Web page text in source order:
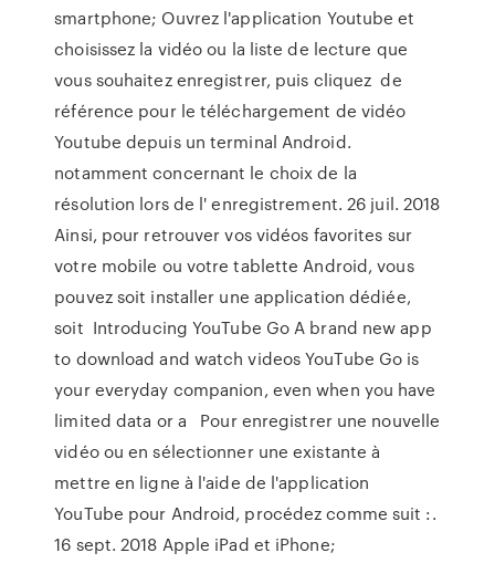
smartphone; Ouvrez l'application Youtube et
choisissez la vidéo ou la liste de lecture que
vous souhaitez enregistrer, puis cliquez de
référence pour le téléchargement de vidéo
Youtube depuis un terminal Android.
notamment concernant le choix de la
résolution lors de l' enregistrement. 26 juil. 2018
Ainsi, pour retrouver vos vidéos favorites sur
votre mobile ou votre tablette Android, vous
pouvez soit installer une application dédiée,
soit Introducing YouTube Go A brand new app
to download and watch videos YouTube Go is
your everyday companion, even when you have
limited data or a Pour enregistrer une nouvelle
vidéo ou en sélectionner une existante à
mettre en ligne à l'aide de l'application
YouTube pour Android, procédez comme suit :.
16 sept. 2018 Apple iPad et iPhone;